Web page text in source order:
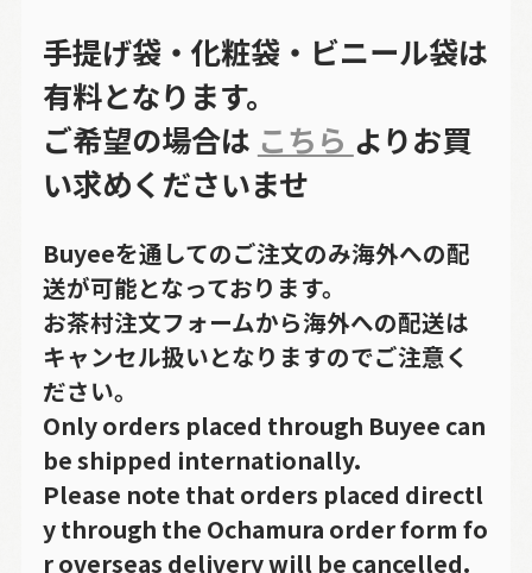
手提げ袋・化粧袋・ビニール袋は
有料となります。
ご希望の場合は こちら よりお買
い求めくださいませ
Buyeeを通してのご注文のみ海外への配
送が可能となっております。
お茶村注文フォームから海外への配送は
キャンセル扱いとなりますのでご注意く
ださい。
Only orders placed through Buyee can
be shipped internationally.
Please note that orders placed directl
y through the Ochamura order form fo
r overseas delivery will be cancelled.